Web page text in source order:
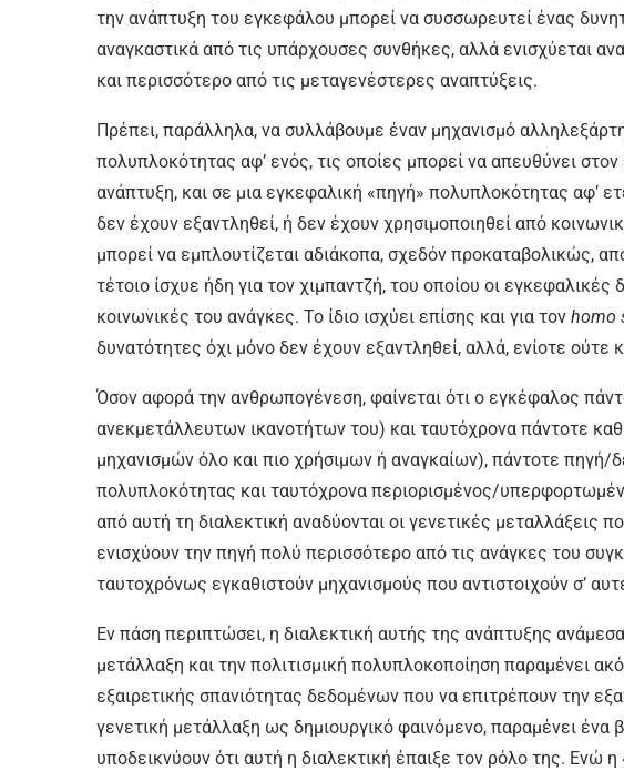
την ανάπτυξη του εγκεφάλου μπορεί να συσσωρευτεί ένας
αναγκαστικά από τις υπάρχουσες συνθήκες, αλλά ενισχύεται
και περισσότερο από τις μεταγενέστερες αναπτύξεις.
Πρέπει, παράλληλα, να συλλάβουμε έναν μηχανισμό
πολυπλοκότητας αφ’ ενός, τις οποίες μπορεί να απευθύνει
ανάπτυξη, και σε μια εγκεφαλική «πηγή» πολυπλοκότητας αφ’
δεν έχουν εξαντληθεί, ή δεν έχουν χρησιμοποιηθεί από
μπορεί να εμπλουτίζεται αδιάκοπα, σχεδόν προκαταβολικώς,
τέτοιο ίσχυε ήδη για τον χιμπαντζή, του οποίου οι
κοινωνικές του ανάγκες. Το ίδιο ισχύει επίσης και για τον homo
δυνατότητες όχι μόνο δεν έχουν εξαντληθεί, αλλά, ενίοτε ούτε
Όσον αφορά την ανθρωπογένεση, φαίνεται ότι ο εγκέφαλος
ανεκμετάλλευτων ικανοτήτων του) και ταυτόχρονα πάντοτε
μηχανισμών όλο και πιο χρήσιμων ή αναγκαίων), πάντοτε πηγή/
πολυπλοκότητας και ταυτόχρονα περιορισμένος/
από αυτή τη διαλεκτική αναδύονται οι γενετικές μεταλλάξεις
ενισχύουν την πηγή πολύ περισσότερο από τις ανάγκες του
ταυτοχρόνως εγκαθιστούν μηχανισμούς που αντιστοιχούν σ’
Εν πάση περιπτώσει, η διαλεκτική αυτής της ανάπτυξης
μετάλλαξη και την πολιτισμική πολυπλοκοποίηση παραμένει
εξαιρετικής σπανιότητας δεδομένων που να επιτρέπουν την
γενετική μετάλλαξη ως δημιουργικό φαινόμενο, παραμένει
υποδεικνύουν ότι αυτή η διαλεκτική έπαιξε τον ρόλο της. Ενώ